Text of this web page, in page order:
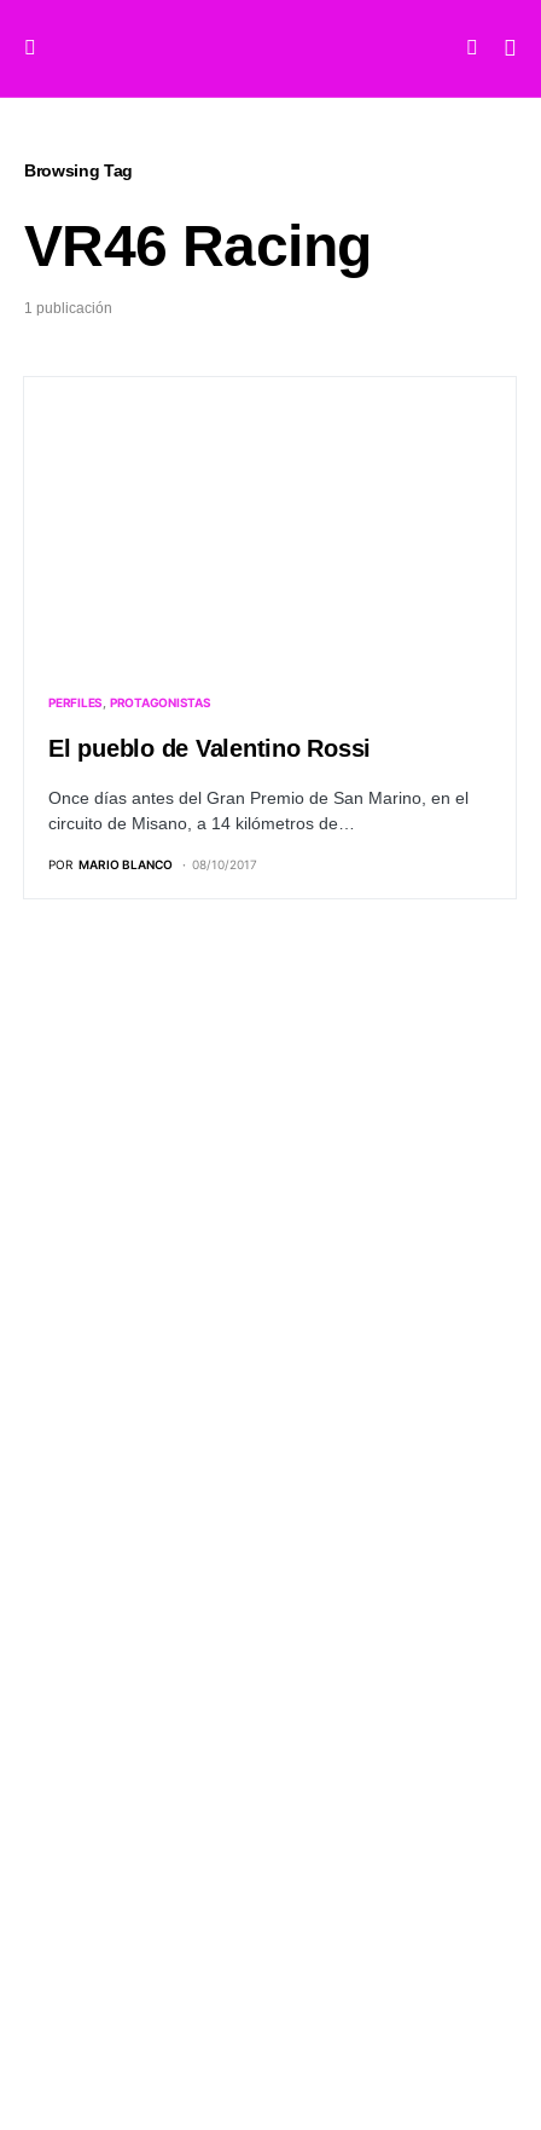
Browsing Tag
VR46 Racing
1 publicación
PERFILES PROTAGONISTAS
El pueblo de Valentino Rossi
Once días antes del Gran Premio de San Marino, en el
circuito de Misano, a 14 kilómetros de…
POR MARIO BLANCO 08/10/2017